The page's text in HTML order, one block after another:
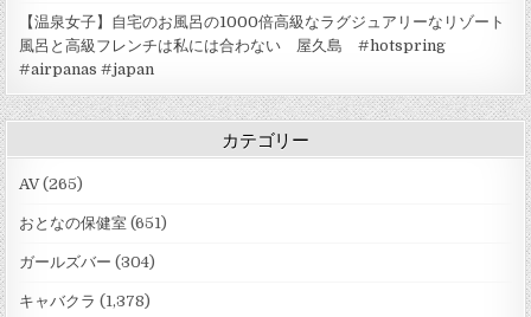
【温泉女子】自宅のお風呂の1000倍高級なラグジュアリーなリゾート
風呂と高級フレンチは私には合わない 屋久島 #hotspring
#airpanas #japan
カテゴリー
AV(265)
おとなの保健室 (651)
ガールズバー (304)
キャバクラ (1,378)